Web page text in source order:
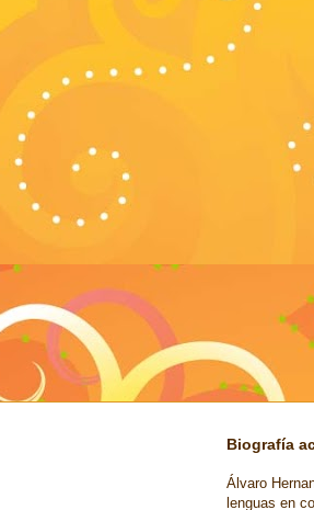
Biografía
Álvaro
lenguas en